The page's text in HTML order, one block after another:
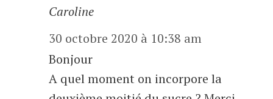
Caroline
30 octobre 2020 à 10:38 am
Bonjour
A quel moment on incorpore la